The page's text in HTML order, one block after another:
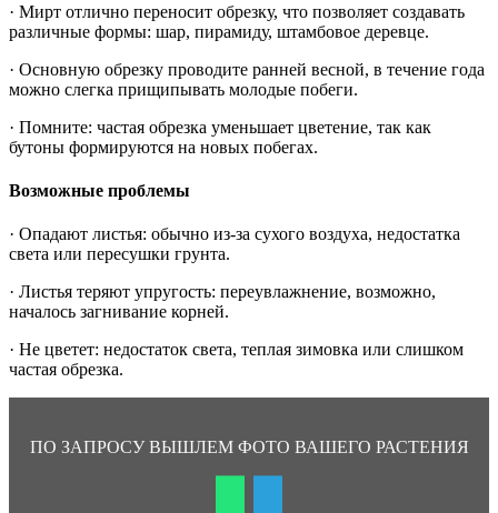
· Мирт отлично переносит обрезку, что позволяет создавать
различные формы: шар, пирамиду, штамбовое деревце.
· Основную обрезку проводите ранней весной, в течение года
можно слегка прищипывать молодые побеги.
· Помните: частая обрезка уменьшает цветение, так как
бутоны формируются на новых побегах.
Возможные проблемы
· Опадают листья: обычно из-за сухого воздуха, недостатка
света или пересушки грунта.
· Листья теряют упругость: переувлажнение, возможно,
началось загнивание корней.
· Не цветет: недостаток света, теплая зимовка или слишком
частая обрезка.
ПО ЗАПРОСУ ВЫШЛЕМ ФОТО ВАШЕГО РАСТЕНИЯ